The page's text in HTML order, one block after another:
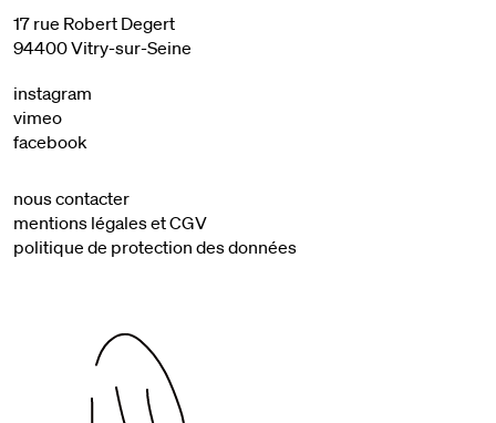
17 rue Robert Degert
94400 Vitry-sur-Seine
instagram
vimeo
facebook
nous contacter
mentions légales et CGV
politique de protection des données